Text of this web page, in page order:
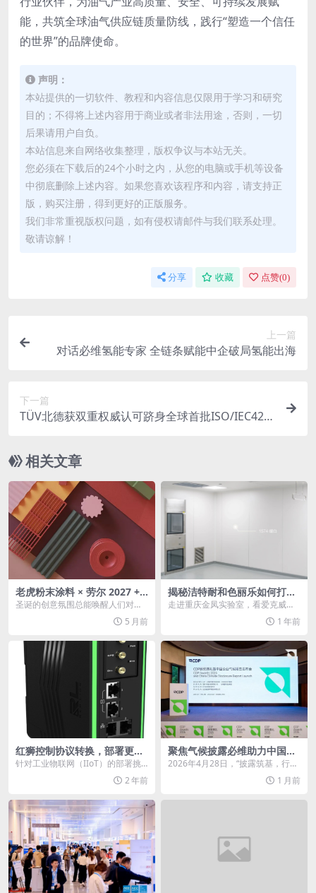
能，共筑全球油气供应链质量防线，践行“塑造一个信任
的世界”的品牌使命。
声明：
本站提供的一切软件、教程和内容信息仅限用于学习和研究
目的；不得将上述内容用于商业或者非法用途，否则，一切
后果请用户自负。
本站信息来自网络收集整理，版权争议与本站无关。
您必须在下载后的24个小时之内，从您的电脑或手机等设备
中彻底删除上述内容。如果您喜欢该程序和内容，请支持正
版，购买注册，得到更好的正版服务。
我们非常重视版权问题，如有侵权请邮件与我们联系处理。
敬请谅解！
分享 收藏 点赞(0)
上一篇
对话必维氢能专家 全链条赋能中企破局氢能出海
下一篇
TÜV北德获双重权威认可跻身全球首批ISO/IEC420
相关文章
老虎粉末涂料 × 劳尔 2027 +
色彩趋势 匠造粉末涂料新美学
圣诞的创意氛围总能唤醒人们对色
彩的无限想象，而当前沿的色彩趋
5 月前
揭秘洁特耐和色丽乐如何打造
美学与功能并重的科研空间
走进重庆金凤实验室，看爱克威盛
亚产品焕新墙面，赋能高效、健康
1 年前
红狮控制协议转换，部署更为
安全的IIoT网络
针对工业物联网（IIoT）的部署挑
战，红狮控制的协议转换FlexEdge
2 年前
聚焦气候披露必维助力中国企
业构建环境领导力
2026年4月28日，“披露筑基，行动
致远——CDP颁奖典礼暨中国企业
1 月前